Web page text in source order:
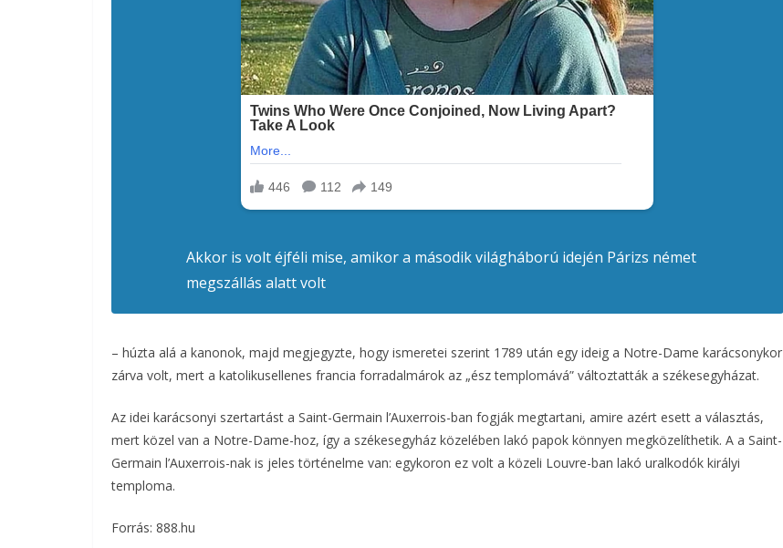
Akkor is volt éjféli mise, amikor a második világháború idején Párizs német
megszállás alatt volt
– húzta alá a kanonok, majd megjegyzte, hogy ismeretei szerint 1789 után egy ideig a Notre-Dame karácsonykor
zárva volt, mert a katolikusellenes francia forradalmárok az „ész templomává” változtatták a székesegyházat.
Az idei karácsonyi szertartást a Saint-Germain l’Auxerrois-ban fogják megtartani, amire azért esett a választás,
mert közel van a Notre-Dame-hoz, így a székesegyház közelében lakó papok könnyen megközelíthetik. A a Saint-
Germain l’Auxerrois-nak is jeles történelme van: egykoron ez volt a közeli Louvre-ban lakó uralkodók királyi
temploma.
Forrás: 888.hu